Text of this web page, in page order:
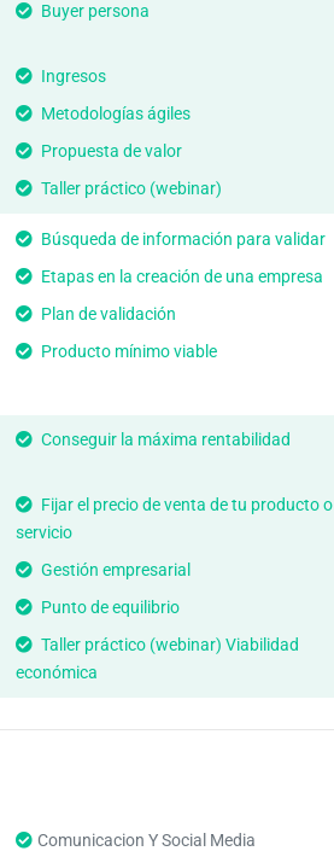
Buyer persona
Ingresos
Metodologías ágiles
Propuesta de valor
Taller práctico (webinar)
Búsqueda de información para validar
Etapas en la creación de una empresa
Plan de validación
Producto mínimo viable
Conseguir la máxima rentabilidad
Fijar el precio de venta de tu producto o
servicio
Gestión empresarial
Punto de equilibrio
Taller práctico (webinar) Viabilidad
económica
Comunicacion Y Social Media